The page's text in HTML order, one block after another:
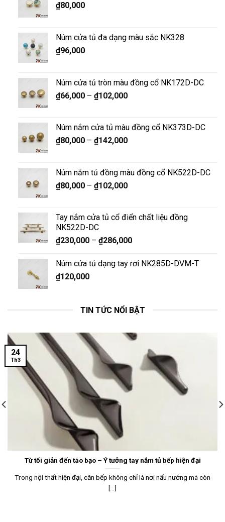
₫80,000
Núm cửa tủ đa dạng màu sắc NK328
₫96,000
Núm cửa tủ tròn màu đồng cổ NK172D-DC
₫66,000– ₫102,000
Núm nắm cửa tủ màu đồng cổ NK373D-DC
₫80,000– ₫142,000
Núm nắm tủ đồng màu đồng cổ NK522D-DC
₫80,000– ₫102,000
Tay nắm cửa tủ cổ điển chất liệu đồng
NK522D-DC
₫230,000– ₫286,000
Núm cửa tủ dạng tay rơi NK285D-DVM-T
₫120,000
TIN TỨC NỔI BẬT
Từ tối giản đến táo bạo – Ý tưởng tay nắm tủ bếp hiện đại
Trong nội thất hiện đại, căn bếp không chỉ là nơi nấu nướng mà còn
[...]
24
Th3